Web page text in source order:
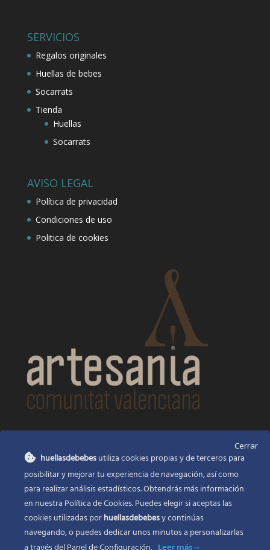
SERVICIOS
Regalos originales
Huellas de bebes
Socarrats
Tienda
Huellas
Socarrats
AVISO LEGAL
Política de privacidad
Condiciones de uso
Politica de cookies
Huellas de bebés
Santa Ana, 22Alcasser Valencia 46290
625 120 591
info@huellasdebebes.com
Cerrar
huellasdebebesutiliza cookies propias y de terceros para
posibilitar y mejorar tu experiencia de navegación, así como
para realizar análisis estadísticos. Obtendrás más información
en nuestra Política de Cookies. Puedes elegir si aceptas las
cookies utilizadas porhuellasdebebesy continúas
navegando, o puedes dedicar unos minutos a personalizarlas
Leer más